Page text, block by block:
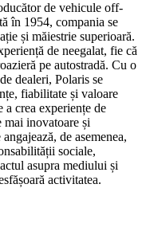
de vehicule off-
în 1954, compania se
și măiestrie superioară.
de neegalat, fie că
pe autostradă. Cu o
dealeri, Polaris se
fiabilitate și valoare
a crea experiențe de
inovatoare și
de asemenea,
sociale,
asupra mediului și
activitatea.